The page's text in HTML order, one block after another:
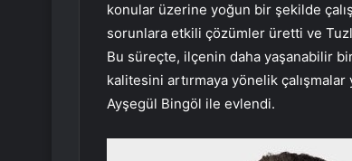
konular üzerine yoğun bir şekilde
sorunlara etkili çözümler üretti ve
Bu süreçte, ilçenin daha yaşanabilir
kalitesini artırmaya yönelik çalışmalar
Ayşegül Bingöl ile evlendi.